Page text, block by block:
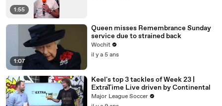
1:55
1:07
Queen misses Remembrance Sunday
service due to strained back
Wochit
il y a 5 ans
Keel's top 3 tackles of Week 23 |
ExtraTime Live driven by Continental
Major League Soccer